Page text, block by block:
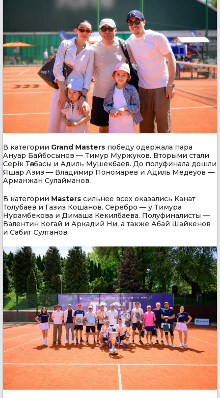
В категории Grand Masters победу одержала пара
Ануар Байбосынов — Тимур Муржуков. Вторыми стали
Серік Төлбасы и Адиль Мушекбаев. До полуфинала дошли
Яшар Азиз — Владимир Пономарев и Адиль Медеуов —
Арманжан Сулайманов.
В категории Masters сильнее всех оказались Канат
Толубаев и Газиз Кошанов. Серебро — у Тимура
Нурамбекова и Димаша Кекилбаева. Полуфиналисты —
Валентин Когай и Аркадий Ни, а также Абай Шайкенов
и Сабит Султанов.